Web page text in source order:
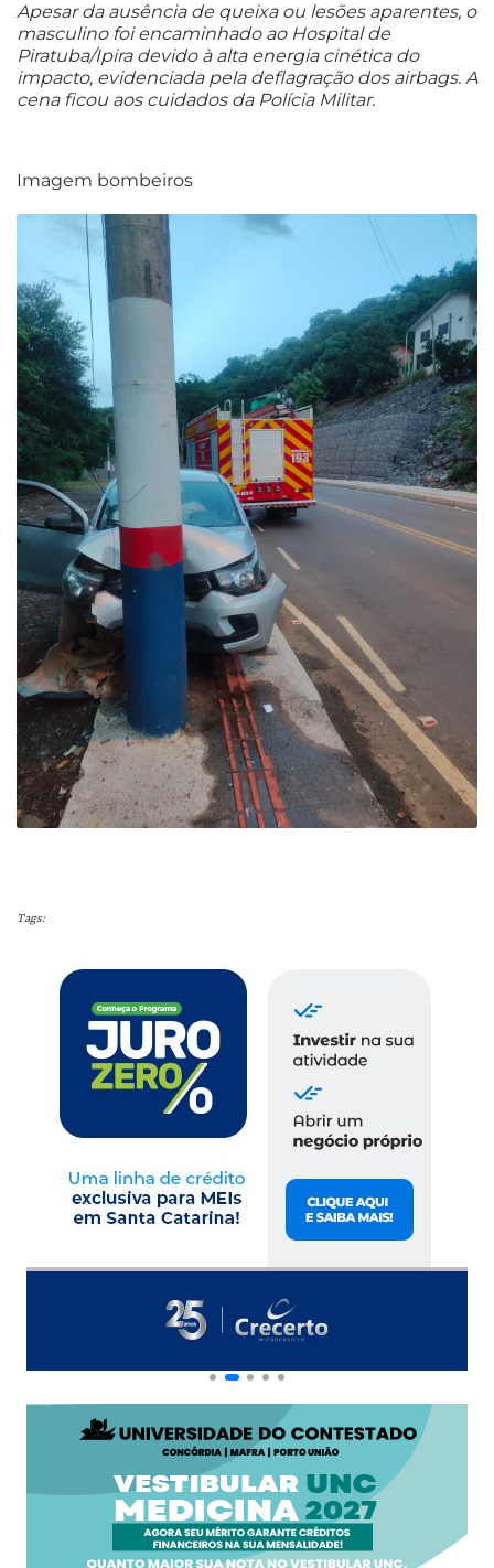
Apesar da ausência de queixa ou lesões aparentes, o
masculino foi encaminhado ao Hospital de
Piratuba/Ipira devido à alta energia cinética do
impacto, evidenciada pela deflagração dos airbags. A
cena ficou aos cuidados da Polícia Militar.
Imagem bombeiros
Tags: